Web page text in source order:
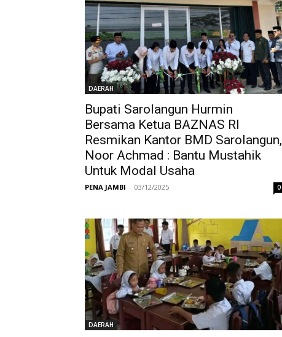
DAERAH
Bupati Sarolangun Hurmin
Bersama Ketua BAZNAS RI
Resmikan Kantor BMD Sarolangun,
Noor Achmad : Bantu Mustahik
Untuk Modal Usaha
PENA JAMBI - 03/12/2025 0
DAERAH